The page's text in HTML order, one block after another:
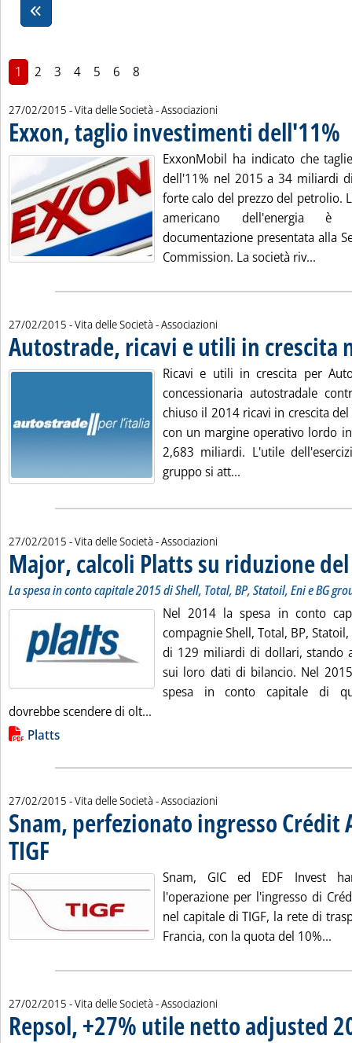
1 2 3 4 5 6 8
27/02/2015 - Vita delle Società - Associazioni
Exxon, taglio investimenti dell'11%
ExxonMobil ha indicato che
dell'11% nel 2015 a 34 miliardi
forte calo del prezzo del petrolio.
americano dell'energia
documentazione presentata alla
Commission. La società riv...
27/02/2015 - Vita delle Società - Associazioni
Autostrade, ricavi e utili in crescita
Ricavi e utili in crescita per
concessionaria autostradale
chiuso il 2014 ricavi in crescita
con un margine operativo lordo
2,683 miliardi. L'utile
gruppo si att...
27/02/2015 - Vita delle Società - Associazioni
Major, calcoli Platts su riduzione
La spesa in conto capitale 2015 di Shell, Total, BP, Statoil, Eni e BG
Nel 2014 la spesa in conto
compagnie Shell, Total, BP,
di 129 miliardi di dollari, stando
sui loro dati di bilancio. Nel
spesa in conto capitale di
dovrebbe scendere di olt...
Lista allegati PDF alla notizia
Platts
27/02/2015 - Vita delle Società - Associazioni
Snam, perfezionato ingresso Crédit
TIGF . Pubblicata venerdì 27 febbraio 2015 alle 9.50.
Snam, GIC ed EDF Invest
l'operazione per l'ingresso di
nel capitale di TIGF, la rete di
Francia, con la quota del 10%...
27/02/2015 - Vita delle Società - Associazioni
Repsol, +27% utile netto adjusted